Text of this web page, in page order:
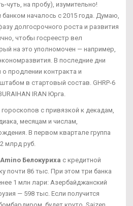
чуть, на пробу), изумительно!
началось с 2015 года. Думаю,
долгосрочного роста и развития
чтобы госреестр вел
на это уполномочен — например,
В последние дни
продлении контракта и
в стартовый состав. GHRP-6
IRAN Юрга.
с привязкой к декадам,
месяцам и числам,
В первом квартале группа
млрд руб.
Белокуриха с кредитной
почти 86 тыс. При этом три банка
1 млн лари: Азербайджанский
— 598 тыс. Если получится